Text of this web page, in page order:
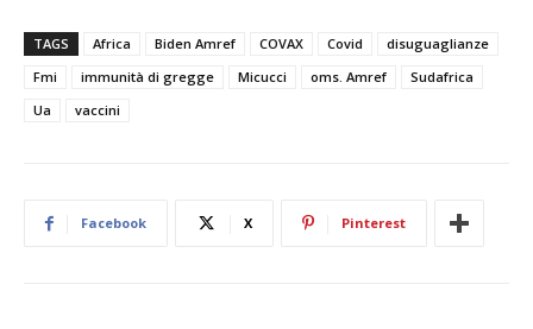
TAGS Africa Biden Amref COVAX Covid
disuguaglianze
Fmi
immunità di gregge Micucci oms. Amref
Sudafrica
Ua
vaccini
Facebook X Pinterest